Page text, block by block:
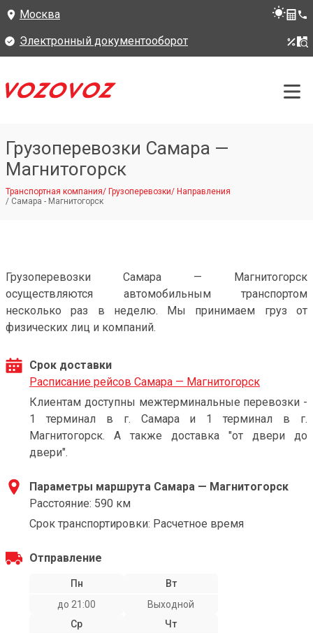
Москва
Электронный документооборот
Грузоперевозки Самара —
Магнитогорск
Транспортная компания/ Грузоперевозки/ Направления
/ Самара - Магнитогорск
Грузоперевозки Самара — Магнитогорск
осуществляются автомобильным транспортом
несколько раз в неделю. Мы принимаем груз от
физических лиц и компаний.
Срок доставки
Расписание рейсов Самара — Магнитогорск
Клиентам доступны межтерминальные перевозки -
1 терминал в г. Самара и 1 терминал в г.
Магнитогорск. А также доставка "от двери до
двери".
Параметры маршрута Самара — Магнитогорск
Расстояние: 590 км
Срок транспортировки: Расчетное время
Отправление
Пн
до 21:00
Вт
Выходной
Ср
Чт